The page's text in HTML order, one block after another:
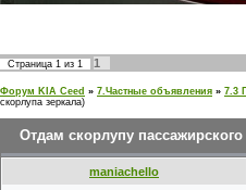
Страница 1 из 1 1
Форум KIA Ceed » 7.Частные объявления » 7.3
скорлупа зеркала)
Отдам скорлупу
maniachello